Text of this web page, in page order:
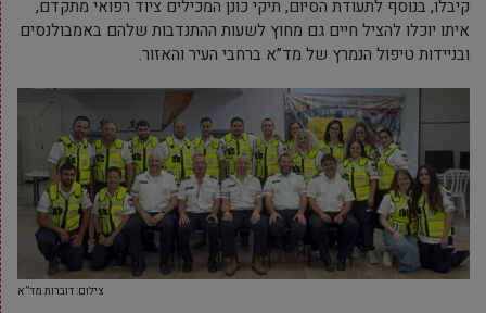
קיבלו, בנוסף לתעודת הסיום, תיקי כונן המכילים ציוד רפואי מתקדם,
איתו יוכלו להציל חיים גם מחוץ לשעות ההתנדבות שלהם באמבולנסים
ובניידות טיפול הנמרץ של מד”א ברחבי העיר והאזור.
צילום: דוברות מד”א